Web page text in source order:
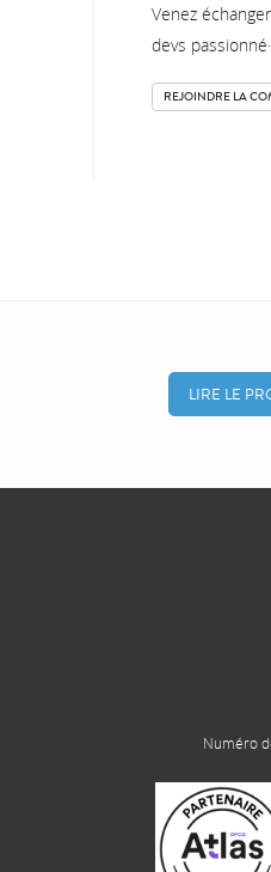
Venez
devs
REJOINDRE LA
LIRE LE
Numéro